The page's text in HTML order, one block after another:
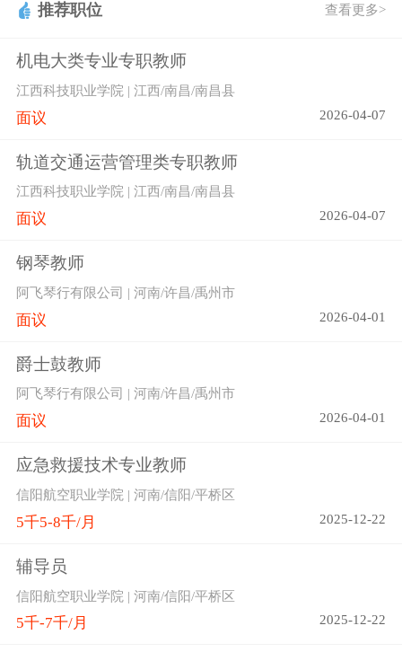
推荐职位 查看更多>
机电大类专业专职教师
江西科技职业学院 | 江西/南昌/南昌县
面议 2026-04-07
轨道交通运营管理类专职教师
江西科技职业学院 | 江西/南昌/南昌县
面议 2026-04-07
钢琴教师
阿飞琴行有限公司 | 河南/许昌/禹州市
面议 2026-04-01
爵士鼓教师
阿飞琴行有限公司 | 河南/许昌/禹州市
面议 2026-04-01
应急救援技术专业教师
信阳航空职业学院 | 河南/信阳/平桥区
5千5-8千/月 2025-12-22
辅导员
信阳航空职业学院 | 河南/信阳/平桥区
5千-7千/月 2025-12-22